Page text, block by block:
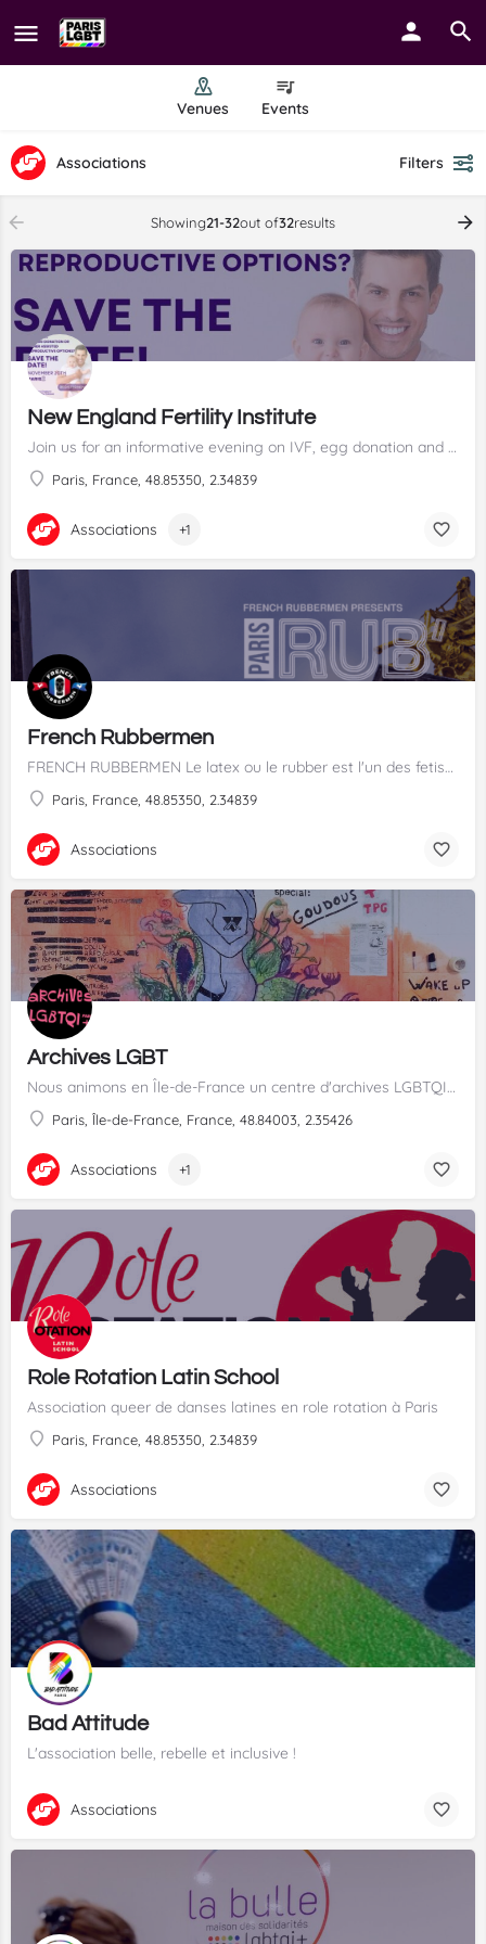
Venues Events
Associations Filters
Showing21-32out of32results
New England Fertility Institute
Join us for an informative evening on IVF, egg donation and more to explore the full range of assisted reproductive options abroad. ✨
Paris, France, 48.85350, 2.34839
Associations +1
French Rubbermen
FRENCH RUBBERMEN Le latex ou le rubber est l'un des fetish les plus répandus à travers le monde. La…
Paris, France, 48.85350, 2.34839
Associations
Archives LGBT
Nous animons en Île-de-France un centre d'archives LGBTQI+ autonome et communautaire
Paris, Île-de-France, France, 48.84003, 2.35426
Associations +1
Role Rotation Latin School
Association queer de danses latines en role rotation à Paris
Paris, France, 48.85350, 2.34839
Associations
Bad Attitude
L'association belle, rebelle et inclusive !
Associations